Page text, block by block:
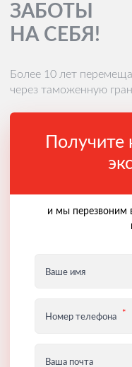
ЗАБОТЫ
НА СЕБЯ!
Более 10 лет
через таможенную
Получите
и мы перезвоним
Ваше имя
Номер телефона
Ваша почта